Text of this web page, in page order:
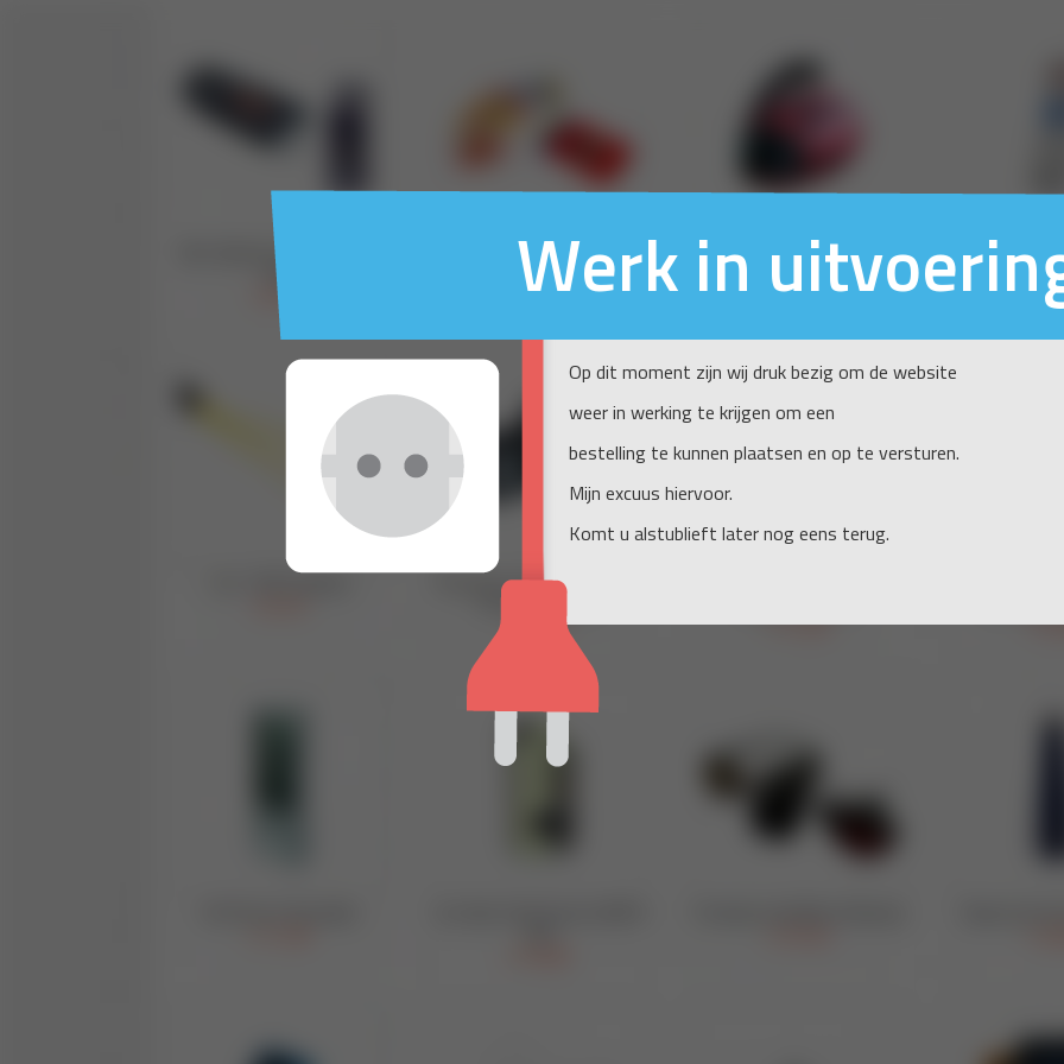
Werk in
Op dit moment zijn wij druk bezig om de website
weer in werking te krijgen om een
bestelling te kunnen plaatsen en op te versturen.
Mijn excuus hiervoor.
Komt u alstublieft later nog eens terug.